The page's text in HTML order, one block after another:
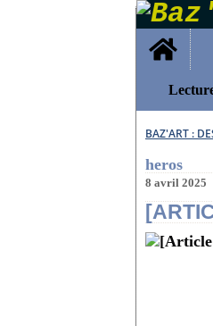
Home
BAZ'ART :
heros
8 avril 2025